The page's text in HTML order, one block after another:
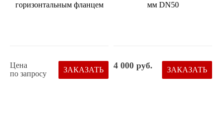
горизонтальным фланцем
Цена
по запросу
ЗАКАЗАТЬ
мм DN50
4 000 руб. ЗАКАЗАТЬ